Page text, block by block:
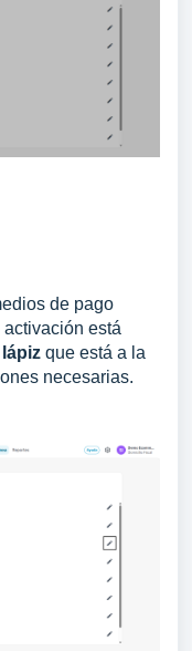
de pago
está
lápiz que está a la
necesarias.